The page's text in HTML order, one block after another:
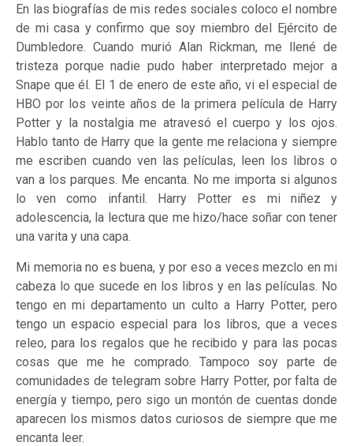
En las biografías de mis redes sociales coloco el nombre
de mi casa y confirmo que soy miembro del Ejército de
Dumbledore. Cuando murió Alan Rickman, me llené de
tristeza porque nadie pudo haber interpretado mejor a
Snape que él. El 1 de enero de este año, vi el especial de
HBO por los veinte años de la primera película de Harry
Potter y la nostalgia me atravesó el cuerpo y los ojos.
Hablo tanto de Harry que la gente me relaciona y siempre
me escriben cuando ven las películas, leen los libros o
van a los parques. Me encanta. No me importa si algunos
lo ven como infantil. Harry Potter es mi niñez y
adolescencia, la lectura que me hizo/hace soñar con tener
una varita y una capa.
Mi memoria no es buena, y por eso a veces mezclo en mi
cabeza lo que sucede en los libros y en las películas. No
tengo en mi departamento un culto a Harry Potter, pero
tengo un espacio especial para los libros, que a veces
releo, para los regalos que he recibido y para las pocas
cosas que me he comprado. Tampoco soy parte de
comunidades de telegram sobre Harry Potter, por falta de
energía y tiempo, pero sigo un montón de cuentas donde
aparecen los mismos datos curiosos de siempre que me
encanta leer.